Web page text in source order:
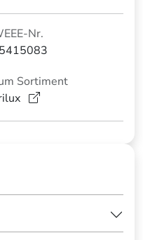
Nr.
Sortiment